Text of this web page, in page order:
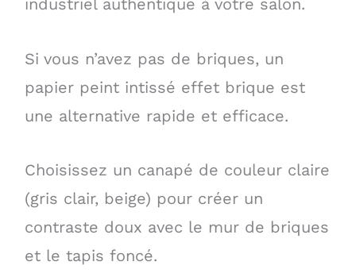
industriel authentique à votre salon.
Si vous n’avez pas de briques, un
papier peint intissé effet brique est
une alternative rapide et efficace.
Choisissez un canapé de couleur claire
(gris clair, beige) pour créer un
contraste doux avec le mur de briques
et le tapis foncé.